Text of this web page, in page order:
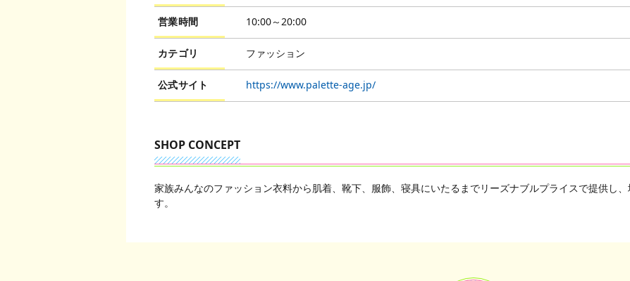
営業時間 10:00～20:00
カテゴリ ファッション
公式サイト https://www.palette-age.jp/
SHOP CONCEPT
家族みんなのファッション衣料から肌着、靴下、服飾、寝具にいたるまでリーズナブルプライスで提供し
す。